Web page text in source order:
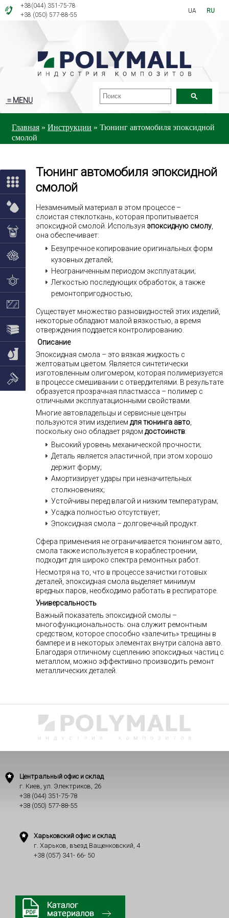
+38(044) 351-75-78
+38 (050) 577-88-55
UA RU
≡ MENU
Главная » Инструкции » Тюнинг автомобиля эпоксидной
смолой
Тюнинг автомобиля эпоксидной
смолой
Незаменимый материал в этом процессе –
слоистая стеклоткань, которая пропитывается
эпоксидной смолой. Используя эпоксидную смолу
она обеспечивает:
Безупречное копирование оригинальных форм
кузовных деталей;
Неограниченным периодом эксплуатации;
Легкостью последующих обработок, а также
ремонтопригодностью;
Существует множество разновидностей этих изделий,
некоторые обладают малой вязкостью, а время
отверждения поддается контролированию.
Описание
Эпоксидная смола – это вязкая жидкость с
желтоватым цветом. Является синтетически
изготовленным олигомером, которая полимеризуется
в процессе смешивании с отвердителями. В результате
образуется прозрачная пластмасса – полимер с
отличными эксплуатационными свойствами.
Многие автовладельцы и сервисные центры
пользуются этим изделием для тюнинга авто
поскольку оно обладает рядом достоинств:
Высокий уровень механической прочности;
Деталь является эластичной, при этом хорошо
держит форму;
Амортизирует удары при незначительных
столкновениях;
Устойчивы перед влагой и низким температурам;
Усадка полностью отсутствует;
Эпоксидная смола – долговечный продукт.
Сфера применения не ограничивается тюнингом авто,
смола также используется в кораблестроении,
подходит для широко спектра ремонтных работ.
Несмотря на то, что в процессе зачистки готовых
деталей, эпоксидная смола выделяет минимум
вредных паров, необходимо работать в респираторе.
Универсальность
Важный показатель эпоксидной смолы –
многофункциональность: она служит ремонтным
средством, которое способно «залечить» трещины в
бампере и в некоторых элементах внутри салона авто.
Благодаря отличному сцеплению эпоксидных частиц с
металлом, можно эффективно производить ремонт
металлических деталей.
Центральный офис и склад
г. Киев, ул. Электриков, 26
+38 (044) 351-75-78
+38 (050) 577-88-55
Харьковский офис и склад
г. Харьков, въезд Ващенковский, 4
+38 (057) 341- 66- 50